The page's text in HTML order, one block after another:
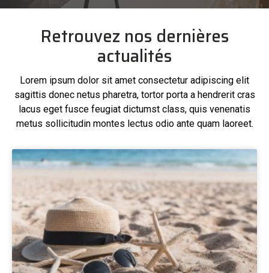
Retrouvez nos dernières
actualités
Lorem ipsum dolor sit amet consectetur adipiscing elit
sagittis donec netus pharetra, tortor porta a hendrerit cras
lacus eget fusce feugiat dictumst class, quis venenatis
metus sollicitudin montes lectus odio ante quam laoreet.